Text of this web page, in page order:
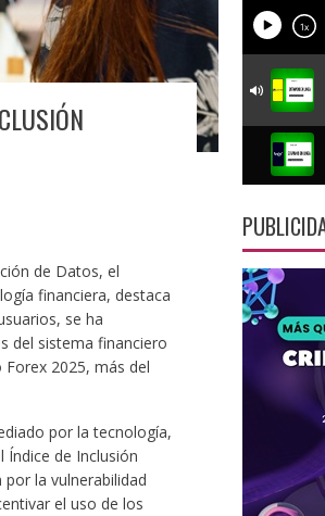
de Datos, el
financiera, destaca
se ha
del sistema financiero
2025, más del
por la tecnología,
de Inclusión
la vulnerabilidad
el uso de los